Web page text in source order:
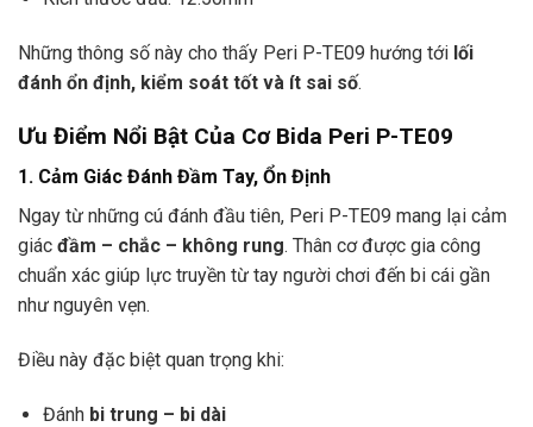
Những thông số này cho thấy Peri P-TE09 hướng tới lối
đánh ổn định, kiểm soát tốt và ít sai số.
Ưu Điểm Nổi Bật Của Cơ Bida Peri P-TE09
1. Cảm Giác Đánh Đầm Tay, Ổn Định
Ngay từ những cú đánh đầu tiên, Peri P-TE09 mang lại cảm
giác đầm – chắc – không rung. Thân cơ được gia công
chuẩn xác giúp lực truyền từ tay người chơi đến bi cái gần
như nguyên vẹn.
Điều này đặc biệt quan trọng khi:
Đánh bi trung – bi dài